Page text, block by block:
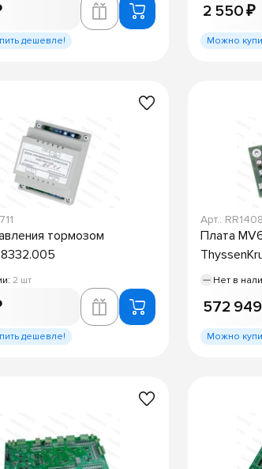
дешевле!
2 550 ₽
Можно
тормозом
2 шт
дешевле!
Арт.:
Плата
Нет в
572
Можно